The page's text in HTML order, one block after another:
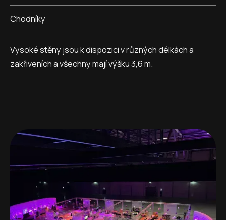
Chodníky
Vysoké stěny jsou k dispozici v různých délkách a
zakřiveních a všechny mají výšku 3,6 m.